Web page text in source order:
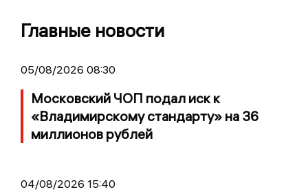
Главные новости
05/08/2026 08:30
Московский ЧОП подал иск к
«Владимирскому стандарту» на 36
миллионов рублей
04/08/2026 15:40